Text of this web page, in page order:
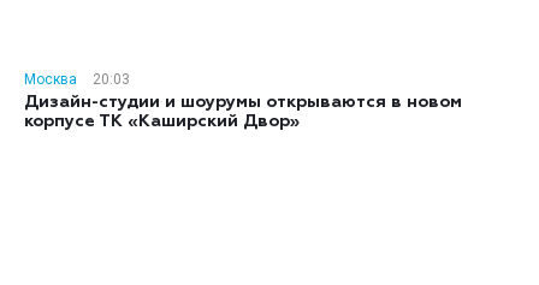
Москва
20:03
Дизайн-студии и шоурумы открываются в новом
корпусе ТК «Каширский Двор»